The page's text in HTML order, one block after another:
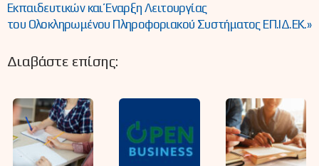
Εκπαιδευτικών και Έναρξη Λειτουργίας
του Ολοκληρωμένου Πληροφοριακού Συστήματος ΕΠ.ΙΔ.ΕΚ.»
Διαβάστε επίσης: